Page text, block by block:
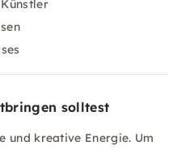
solltest
und kreative Energie. Um